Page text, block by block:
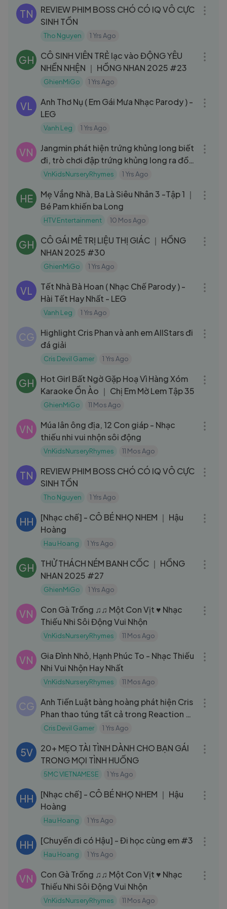
TN
REVIEW PHIM BOSS CHÓ CÓ IQ VÔ CỰC
SINH TỒN
Tho Nguyen 1 Yrs Ago
GH
CÔ SINH VIÊN TRẺ lạc vào ĐỘNG YÊU
NHỀN NHỆN ｜ HỒNG NHAN 2025 #23
GhienMiGo 1 Yrs Ago
VL
Anh Thơ Nụ ( Em Gái Mưa Nhạc Parody ) -
LEG
Vanh Leg 1 Yrs Ago
VN
Jangmin phát hiện trứng khủng long biết
đi, trò chơi đập trứng khủng long ra đồ
chơi
VnKidsNurseryRhymes 1 Yrs Ago
HE
Mẹ Vắng Nhà, Ba Là Siêu Nhân 3 -Tập 1 ｜
Bé Pam khiến ba Long
HTV Entertainment 10 Mos Ago
GH
CÔ GÁI MÊ TRỊ LIỆU THỊ GIÁC ｜ HỒNG
NHAN 2025 #30
GhienMiGo 1 Yrs Ago
VL
Tết Nhà Bà Hoan ( Nhạc Chế Parody ) -
Hài Tết Hay Nhất - LEG
Vanh Leg 1 Yrs Ago
CG
Highlight Cris Phan và anh em AllStars đi
đá giải
Cris Devil Gamer 1 Yrs Ago
GH
Hot Girl Bất Ngờ Gặp Hoạ Vì Hàng Xóm
Karaoke Ồn Ào ｜ Chị Em Mờ Lem Tập 35
GhienMiGo 11 Mos Ago
VN
Múa lân ông địa, 12 Con giáp - Nhạc
thiếu nhi vui nhộn sôi động
VnKidsNurseryRhymes 11 Mos Ago
TN
REVIEW PHIM BOSS CHÓ CÓ IQ VÔ CỰC
SINH TỒN
Tho Nguyen 1 Yrs Ago
HH
[Nhạc chế] - CÔ BÉ NHỌ NHEM ｜ Hậu
Hoàng
Hau Hoang 1 Yrs Ago
GH
THỬ THÁCH NÉM BANH CỐC ｜ HỒNG
NHAN 2025 #27
GhienMiGo 1 Yrs Ago
VN
Con Gà Trống ♫♫ Một Con Vịt ♥ Nhạc
Thiếu Nhi Sôi Động Vui Nhộn
VnKidsNurseryRhymes 11 Mos Ago
VN
Gia Đình Nhỏ, Hạnh Phúc To - Nhạc Thiếu
Nhi Vui Nhộn Hay Nhất
VnKidsNurseryRhymes 11 Mos Ago
CG
Anh Tiến Luật bàng hoàng phát hiện Cris
Phan thao túng tất cả trong Reaction 2
Ngày 1 Đêm Tập 54
Cris Devil Gamer 1 Yrs Ago
5V
20+ MẸO TÀI TÌNH DÀNH CHO BẠN GÁI
TRONG MỌI TÌNH HUỐNG
5MC VIETNAMESE 1 Yrs Ago
HH
[Nhạc chế] - CÔ BÉ NHỌ NHEM ｜ Hậu
Hoàng
Hau Hoang 1 Yrs Ago
HH [Chuyến đi có Hậu] - Đi học cùng em #3
Hau Hoang 1 Yrs Ago
VN
Con Gà Trống ♫♫ Một Con Vịt ♥ Nhạc
Thiếu Nhi Sôi Động Vui Nhộn
VnKidsNurseryRhymes 11 Mos Ago